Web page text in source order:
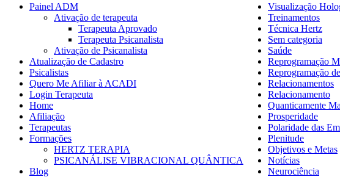
Painel ADM
Ativação de terapeuta
Terapeuta Aprovado
Terapeuta Psicanalista
Ativação de Psicanalista
Atualização de Cadastro
Psicalistas
Quero Me Afiliar à ACADI
Login Terapeuta
Home
Afiliação
Terapeutas
Formações
HERTZ TERAPIA
PSICANÁLISE VIBRACIONAL QUÂNTICA
Blog
Visualização
Treinamentos
Técnica Hertz
Sem categoria
Saúde
Reprogramação
Reprogramação
Relacionamentos
Relacionamento
Quanticamente
Prosperidade
Polaridade das
Plenitude
Objetivos e Metas
Notícias
Neurociência